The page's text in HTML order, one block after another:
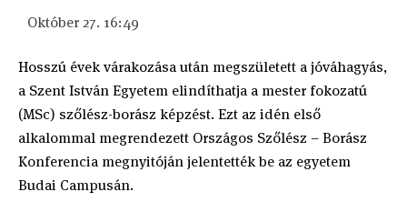
Október 27. 16:49
Hosszú évek várakozása után megszületett a jóváhagyás,
a Szent István Egyetem elindíthatja a mester fokozatú
(MSc) szőlész-borász képzést. Ezt az idén első
alkalommal megrendezett Országos Szőlész – Borász
Konferencia megnyitóján jelentették be az egyetem
Budai Campusán.